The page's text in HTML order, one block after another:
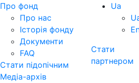
Про фонд
Про нас
Історія фонду
Документи
FAQ
Стати підопічним
Медіа-архів
Ua
Стати
партнером